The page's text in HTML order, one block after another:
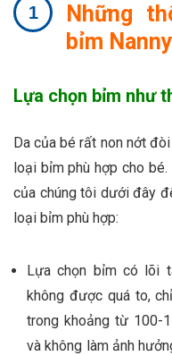
Những
bỉm
Lựa chọn bỉm như
Da của bé rất non nớt
loại bỉm phù hợp cho
của chúng tôi dưới đây
loại bỉm phù hợp:
Lựa chọn bỉm có lõi
không được quá to,
trong khoảng từ 100-
và không làm ảnh